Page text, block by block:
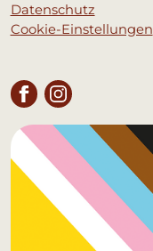
Datenschutz
Cookie-Einstellungen
FACEBOOKINSTAGRAM